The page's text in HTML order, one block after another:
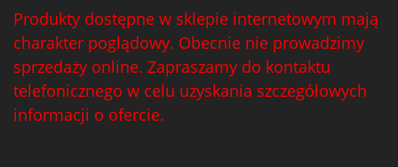
Produkty dostępne w sklepie internetowym mają
charakter poglądowy. Obecnie nie prowadzimy
sprzedaży online. Zapraszamy do kontaktu
telefonicznego w celu uzyskania szczegółowych
informacji o ofercie.